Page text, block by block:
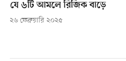
যে ৬টি আমলে রিজিক বাড়ে
২৬ ফেব্রুয়ারি ২০২৫